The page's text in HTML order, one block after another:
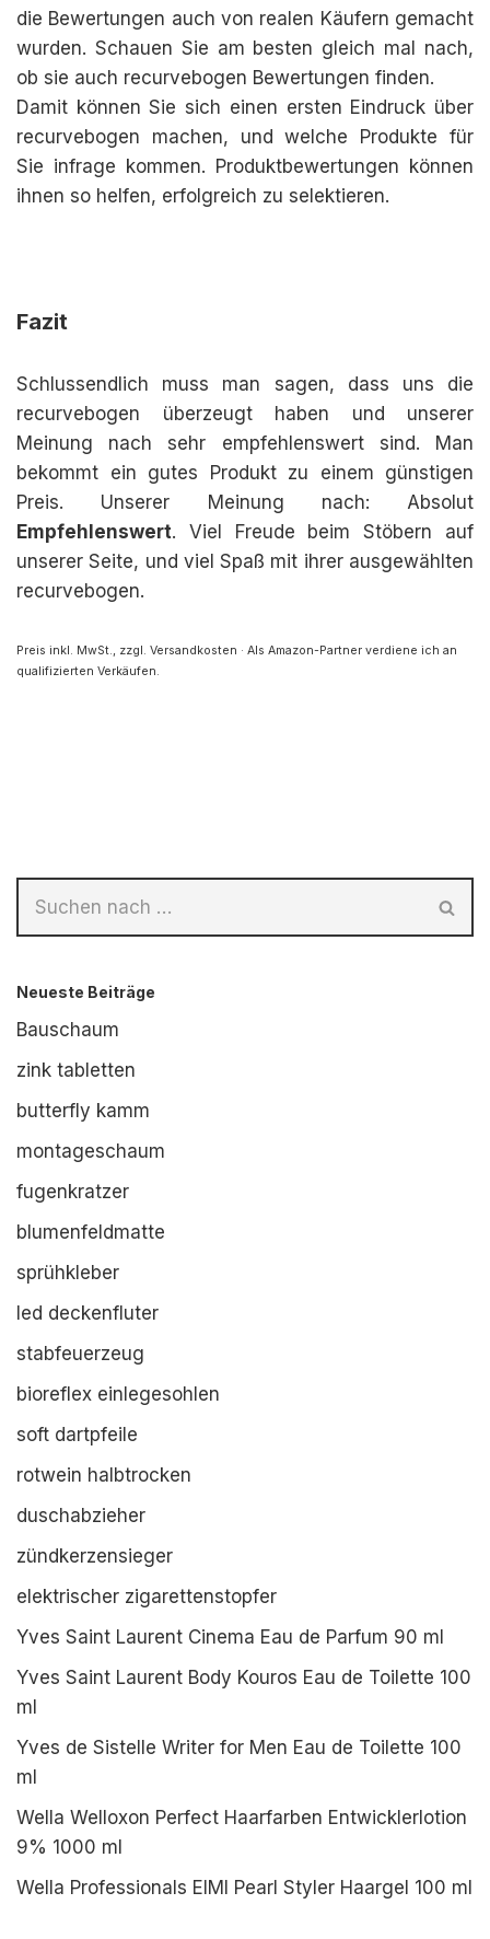
die Bewertungen auch von realen Käufern gemacht
wurden. Schauen Sie am besten gleich mal nach,
ob sie auch recurvebogen Bewertungen finden.
Damit können Sie sich einen ersten Eindruck über
recurvebogen machen, und welche Produkte für
Sie infrage kommen. Produktbewertungen können
ihnen so helfen, erfolgreich zu selektieren.
Fazit
Schlussendlich muss man sagen, dass uns die
recurvebogen überzeugt haben und unserer
Meinung nach sehr empfehlenswert sind. Man
bekommt ein gutes Produkt zu einem günstigen
Preis. Unserer Meinung nach: Absolut
Empfehlenswert. Viel Freude beim Stöbern auf
unserer Seite, und viel Spaß mit ihrer ausgewählten
recurvebogen.
Preis inkl. MwSt., zzgl. Versandkosten · Als Amazon-Partner verdiene ich an
qualifizierten Verkäufen.
Neueste Beiträge
Bauschaum
zink tabletten
butterfly kamm
montageschaum
fugenkratzer
blumenfeldmatte
sprühkleber
led deckenfluter
stabfeuerzeug
bioreflex einlegesohlen
soft dartpfeile
rotwein halbtrocken
duschabzieher
zündkerzensieger
elektrischer zigarettenstopfer
Yves Saint Laurent Cinema Eau de Parfum 90 ml
Yves Saint Laurent Body Kouros Eau de Toilette 100
ml
Yves de Sistelle Writer for Men Eau de Toilette 100
ml
Wella Welloxon Perfect Haarfarben Entwicklerlotion
9% 1000 ml
Wella Professionals EIMI Pearl Styler Haargel 100 ml